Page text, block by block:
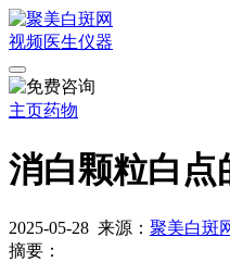
视频医生仪器
主页药物
消白颗粒白点
2025-05-28 来源： 聚美白斑
摘要：